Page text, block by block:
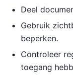
Deel
Gebruik
beperken.
Controleer
toegang